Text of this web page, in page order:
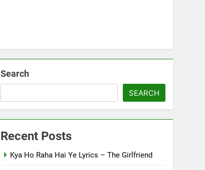
Search
SEARCH
Recent Posts
Kya Ho Raha Hai Ye Lyrics – The Girlfriend